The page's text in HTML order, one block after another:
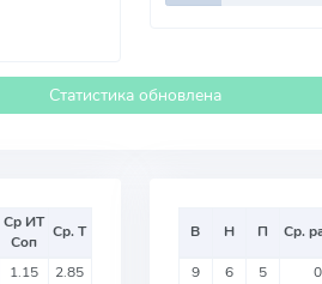
Статистика обновлена
Ср ИТ
Соп
Ср. Т
1.15 2.85
В Н П Ср.
9 6 5